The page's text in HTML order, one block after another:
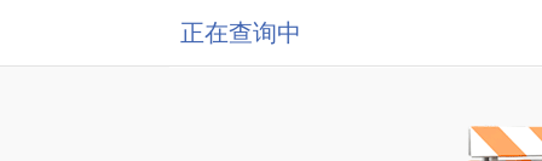
正在查询中